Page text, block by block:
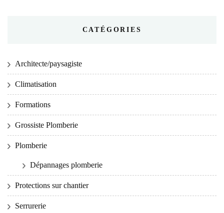
CATÉGORIES
Architecte/paysagiste
Climatisation
Formations
Grossiste Plomberie
Plomberie
Dépannages plomberie
Protections sur chantier
Serrurerie